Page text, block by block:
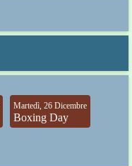
Martedì, 26 Dicembre
Boxing Day